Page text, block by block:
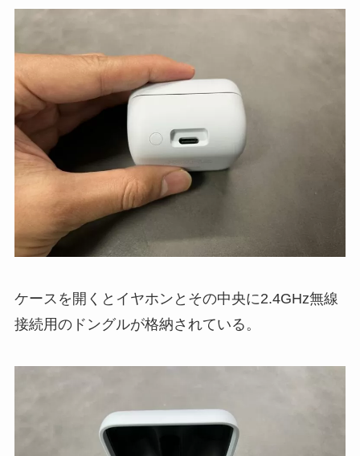
ケースを開くとイヤホンとその中央に2.4GHz無線
接続用のドングルが格納されている。